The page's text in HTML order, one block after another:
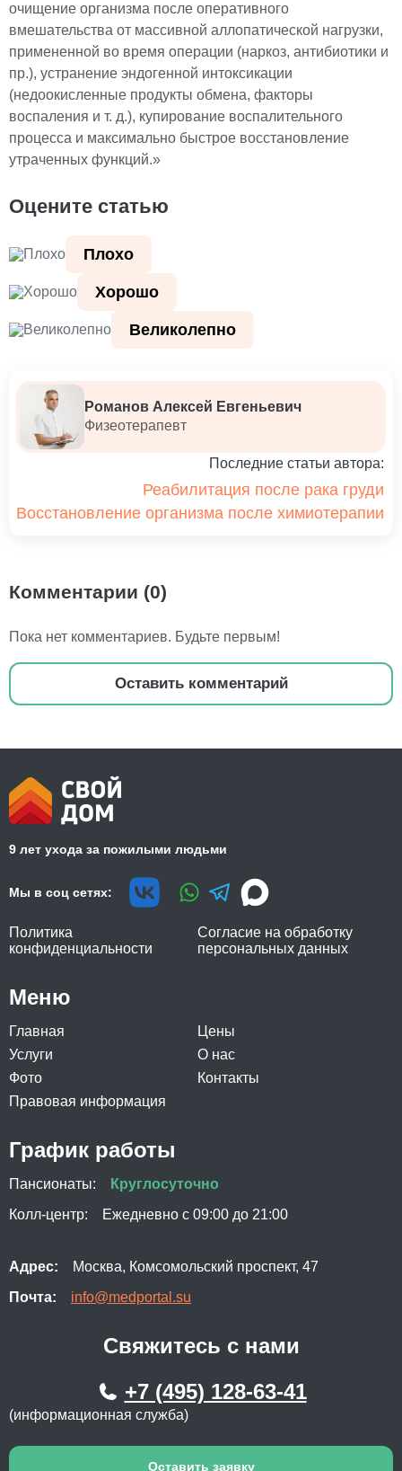
очищение организма после оперативного
вмешательства от массивной аллопатической нагрузки,
примененной во время операции (наркоз, антибиотики и
пр.), устранение эндогенной интоксикации
(недоокисленные продукты обмена, факторы
воспаления и т. д.), купирование воспалительного
процесса и максимально быстрое восстановление
утраченных функций.»
Оцените статью
Плохо
Хорошо
Великолепно
Романов Алексей Евгеньевич
Физеотерапевт
Последние статьи автора:
Реабилитация после рака груди
Восстановление организма после химиотерапии
Комментарии (0)
Пока нет комментариев. Будьте первым!
Оставить комментарий
9 лет ухода за пожилыми людьми
Мы в соц сетях:
Политика
конфиденциальности
Согласие на обработку
персональных данных
Меню
Главная
Цены
Услуги
О нас
Фото
Контакты
Правовая информация
График работы
Пансионаты:
Круглосуточно
Колл-центр:
Ежедневно с 09:00 до 21:00
Адрес:
Москва, Комсомольский проспект, 47
Почта:
info@medportal.su
Свяжитесь с нами
+7 (495) 128-63-41
(информационная служба)
Оставить заявку